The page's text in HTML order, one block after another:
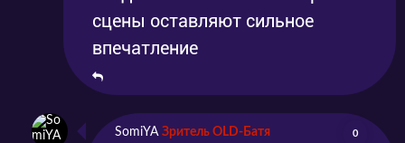
сцены оставляют сильное
впечатление
SomiYA Зритель OLD-Батя 0